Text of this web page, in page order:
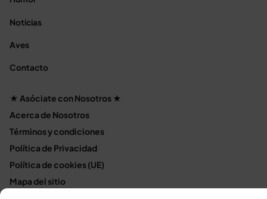
Noticias
Aves
Contacto
★ Asóciate con Nosotros ★
Acerca de Nosotros
Términos y condiciones
Política de Privacidad
Política de cookies (UE)
Mapa del sitio